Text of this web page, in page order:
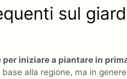
sul
per iniziare a piantare in
alla regione, ma in